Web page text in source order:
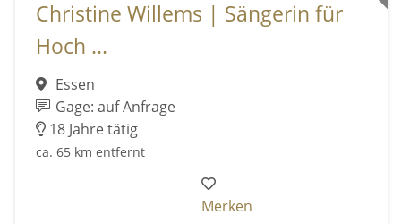
Christine Willems | Sängerin für
Hoch ...
Essen
Gage: auf Anfrage
18 Jahre tätig
ca. 65 km entfernt
Merken